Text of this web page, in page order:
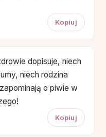
Kopiuj
dopisuje, niech
niech rodzina
o piwie w
Kopiuj